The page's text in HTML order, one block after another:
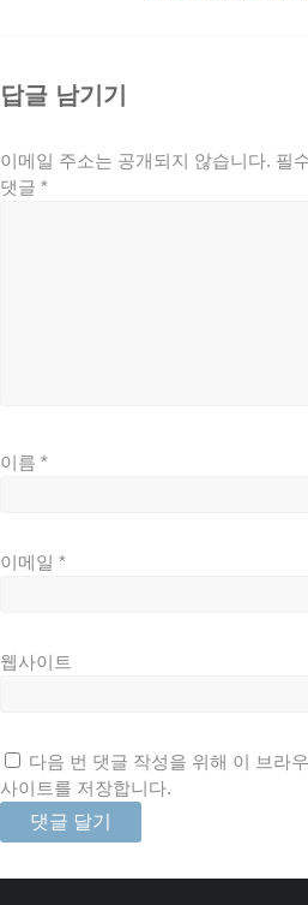
답글 남기기
이메일 주소는 공개되지 않습니다. 필
댓글 *
이름 *
이메일 *
웹사이트
다음 번 댓글 작성을 위해 이 브라
사이트를 저장합니다.